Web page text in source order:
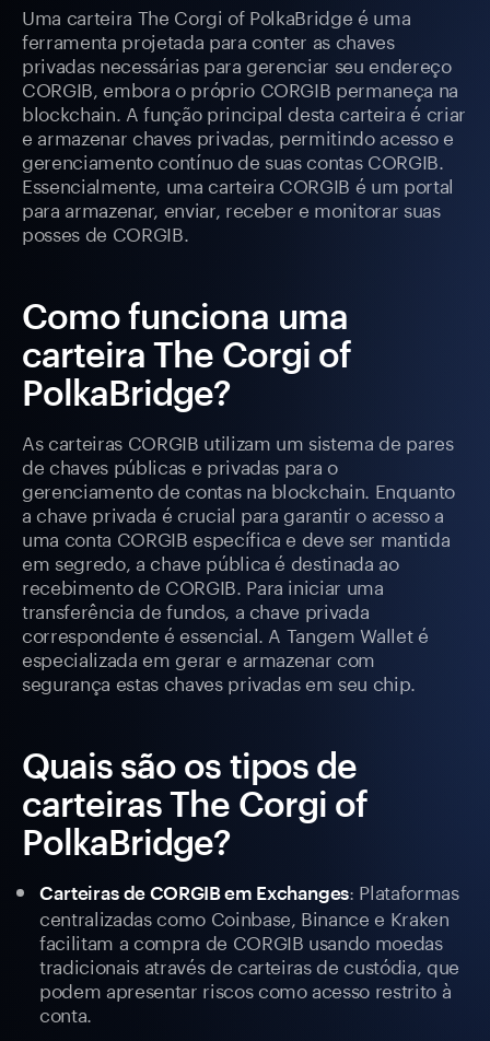
Uma carteira The Corgi of PolkaBridge é uma
ferramenta projetada para conter as chaves
privadas necessárias para gerenciar seu endereço
CORGIB, embora o próprio CORGIB permaneça na
blockchain. A função principal desta carteira é criar
e armazenar chaves privadas, permitindo acesso e
gerenciamento contínuo de suas contas CORGIB.
Essencialmente, uma carteira CORGIB é um portal
para armazenar, enviar, receber e monitorar suas
posses de CORGIB.
Como funciona uma
carteira The Corgi of
PolkaBridge?
As carteiras CORGIB utilizam um sistema de pares
de chaves públicas e privadas para o
gerenciamento de contas na blockchain. Enquanto
a chave privada é crucial para garantir o acesso a
uma conta CORGIB específica e deve ser mantida
em segredo, a chave pública é destinada ao
recebimento de CORGIB. Para iniciar uma
transferência de fundos, a chave privada
correspondente é essencial. A Tangem Wallet é
especializada em gerar e armazenar com
segurança estas chaves privadas em seu chip.
Quais são os tipos de
carteiras The Corgi of
PolkaBridge?
Carteiras de CORGIB em Exchanges: Plataformas
centralizadas como Coinbase, Binance e Kraken
facilitam a compra de CORGIB usando moedas
tradicionais através de carteiras de custódia, que
podem apresentar riscos como acesso restrito à
conta.